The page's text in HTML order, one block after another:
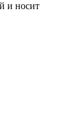
и носит